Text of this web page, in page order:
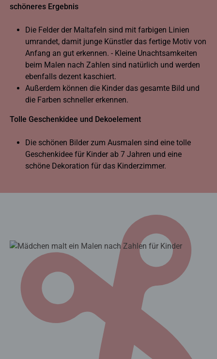
schöneres Ergebnis
Die Felder der Maltafeln sind mit farbigen Linien
umrandet, damit junge Künstler das fertige Motiv von
Anfang an gut erkennen. - Kleine Unachtsamkeiten
beim Malen nach Zahlen sind natürlich und werden
ebenfalls dezent kaschiert.
Außerdem können die Kinder das gesamte Bild und
die Farben schneller erkennen.
Tolle Geschenkidee und Dekoelement
Die schönen Bilder zum Ausmalen sind eine tolle
Geschenkidee für Kinder ab 7 Jahren und eine
schöne Dekoration für das Kinderzimmer.